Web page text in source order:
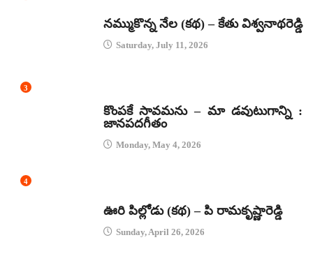
నమ్ముకొన్న నేల (కథ) – కేతు విశ్వనాథరెడ్డి
Saturday, July 11, 2026
3
కొంపకే సావమను – మా డవుటుగాన్ని :
జానపదగీతం
Monday, May 4, 2026
4
ఊరి పిల్లోడు (కథ) – పి రామకృష్ణారెడ్డి
Sunday, April 26, 2026